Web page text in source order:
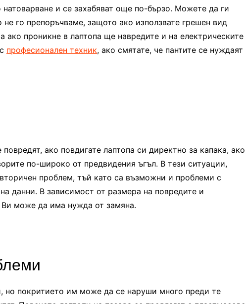
и се захабяват още по-бързо. Можете да ги
го препоръчваме, защото ако използвате грешен вид
ако проникне в лаптопа ще навредите и на електрическите
професионален техник, ако смятате, че пантите се нуждаят
ако повдигате лаптопа си директно за капака, ако
по-широко от предвидения ъгъл. В тези ситуации,
проблем, тъй като са възможни и проблеми с
данни. В зависимост от размера на повредите и
Ви може да има нужда от замяна.
но покритието им може да се наруши много преди те